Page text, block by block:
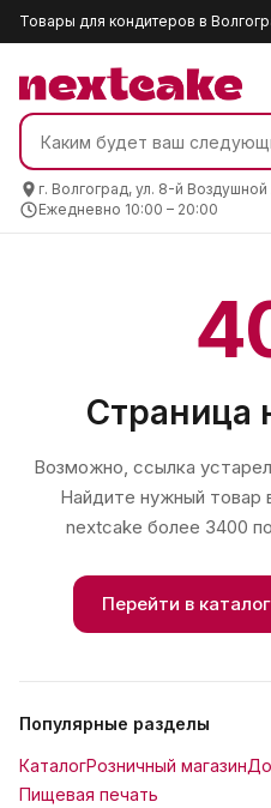
Товары для кондитеров в
г. Волгоград, ул. 8-й
Ежедневно 10:00 – 20:00
Страница
Возможно, ссылка
Найдите нужный товар
nextcake более 3400
Перейти в каталог
Популярные разделы
КаталогРозничный магазин
Пищевая печать